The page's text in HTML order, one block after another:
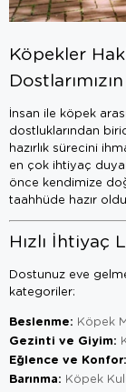
Köpekler
İnsan ile köpek
dostluklarından
hazırlık sürecini
en çok ihtiyaç
önce kendimize
taahhüde hazır
Hızlı İhtiyaç
Dostunuz eve
kategoriler:
Beslenme: Köpek
Gezinti ve Giyim:
Eğlence ve Konfor:
Barınma: Köpek